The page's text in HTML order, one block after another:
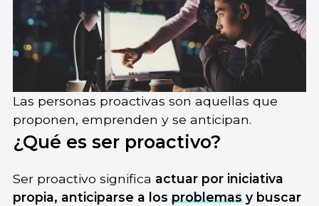
Las personas proactivas son aquellas que
proponen, emprenden y se anticipan.
¿Qué es ser proactivo?
Ser proactivo significa actuar por iniciativa
propia, anticiparse a losproblemasy buscar